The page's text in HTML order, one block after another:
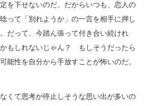
を下せないのだ。だからいつも、恋人の
って「別れようか」の一言を相手に押し
だって、今踏ん張って付き合い続けれ
もしれないじゃん？ もしそうだったら
性を自分から手放すことが怖いのだ。
くて思考が停止しそうな思い出が多いの